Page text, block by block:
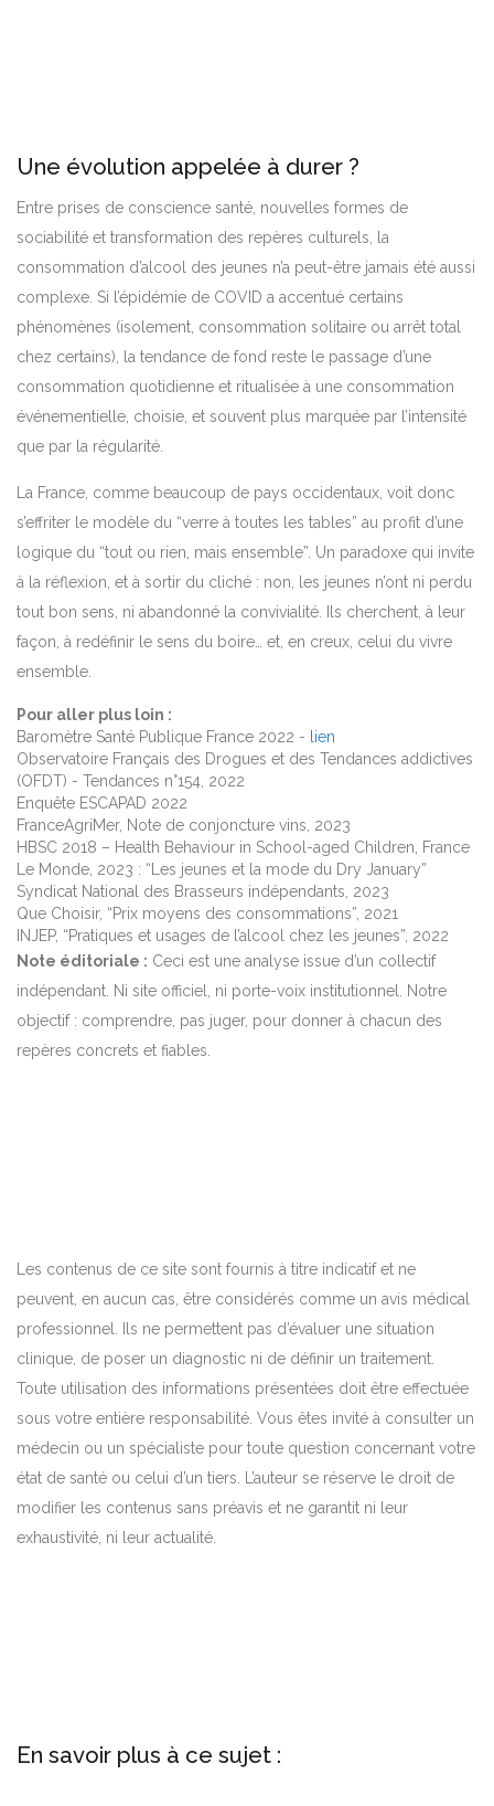
Une évolution appelée à durer ?
Entre prises de conscience santé, nouvelles formes de
sociabilité et transformation des repères culturels, la
consommation d’alcool des jeunes n’a peut-être jamais été aussi
complexe. Si l’épidémie de COVID a accentué certains
phénomènes (isolement, consommation solitaire ou arrêt total
chez certains), la tendance de fond reste le passage d’une
consommation quotidienne et ritualisée à une consommation
événementielle, choisie, et souvent plus marquée par l’intensité
que par la régularité.
La France, comme beaucoup de pays occidentaux, voit donc
s’effriter le modèle du “verre à toutes les tables” au profit d’une
logique du “tout ou rien, mais ensemble”. Un paradoxe qui invite
à la réflexion, et à sortir du cliché : non, les jeunes n’ont ni perdu
tout bon sens, ni abandonné la convivialité. Ils cherchent, à leur
façon, à redéfinir le sens du boire… et, en creux, celui du vivre
ensemble.
Pour aller plus loin :
Baromètre Santé Publique France 2022 - lien
Observatoire Français des Drogues et des Tendances addictives
(OFDT) - Tendances n°154, 2022
Enquête ESCAPAD 2022
FranceAgriMer, Note de conjoncture vins, 2023
HBSC 2018 – Health Behaviour in School-aged Children, France
Le Monde, 2023 : “Les jeunes et la mode du Dry January”
Syndicat National des Brasseurs indépendants, 2023
Que Choisir, “Prix moyens des consommations”, 2021
INJEP, “Pratiques et usages de l’alcool chez les jeunes”, 2022
Note éditoriale : Ceci est une analyse issue d’un collectif
indépendant. Ni site officiel, ni porte-voix institutionnel. Notre
objectif : comprendre, pas juger, pour donner à chacun des
repères concrets et fiables.
Les contenus de ce site sont fournis à titre indicatif et ne
peuvent, en aucun cas, être considérés comme un avis médical
professionnel. Ils ne permettent pas d’évaluer une situation
clinique, de poser un diagnostic ni de définir un traitement.
Toute utilisation des informations présentées doit être effectuée
sous votre entière responsabilité. Vous êtes invité à consulter un
médecin ou un spécialiste pour toute question concernant votre
état de santé ou celui d’un tiers. L’auteur se réserve le droit de
modifier les contenus sans préavis et ne garantit ni leur
exhaustivité, ni leur actualité.
En savoir plus à ce sujet :